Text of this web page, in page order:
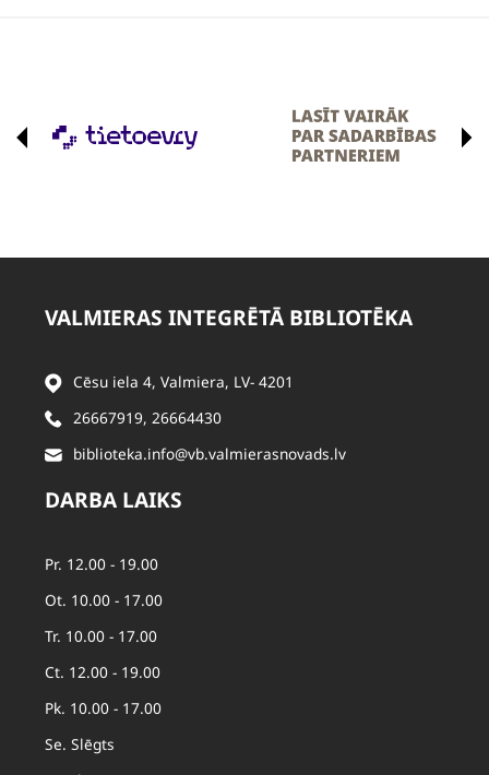
VALMIERAS INTEGRĒTĀ BIBLIOTĒKA
Cēsu iela 4, Valmiera, LV- 4201
26667919, 26664430
biblioteka.info@vb.valmierasnovads.lv
DARBA LAIKS
Pr. 12.00 - 19.00
Ot. 10.00 - 17.00
Tr. 10.00 - 17.00
Ct. 12.00 - 19.00
Pk. 10.00 - 17.00
Se. Slēgts